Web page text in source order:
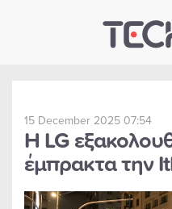
Skip to main content
15 December 2025 07:54
Η LG
έμπρακτα την